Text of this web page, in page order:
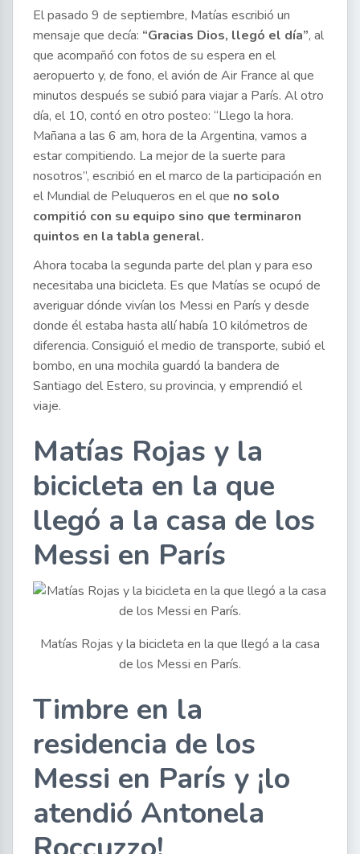
El pasado 9 de septiembre, Matías escribió un
mensaje que decía: “Gracias Dios, llegó el día”, al
que acompañó con fotos de su espera en el
aeropuerto y, de fono, el avión de Air France al que
minutos después se subió para viajar a París. Al otro
día, el 10, contó en otro posteo: “Llego la hora.
Mañana a las 6 am, hora de la Argentina, vamos a
estar compitiendo. La mejor de la suerte para
nosotros”, escribió en el marco de la participación en
el Mundial de Peluqueros en el que no solo
compitió con su equipo sino que terminaron
quintos en la tabla general.
Ahora tocaba la segunda parte del plan y para eso
necesitaba una bicicleta. Es que Matías se ocupó de
averiguar dónde vivían los Messi en París y desde
donde él estaba hasta allí había 10 kilómetros de
diferencia. Consiguió el medio de transporte, subió el
bombo, en una mochila guardó la bandera de
Santiago del Estero, su provincia, y emprendió el
viaje.
Matías Rojas y la
bicicleta en la que
llegó a la casa de los
Messi en París
Matías Rojas y la bicicleta en la que llegó a la casa
de los Messi en París.
Timbre en la
residencia de los
Messi en París y ¡lo
atendió Antonela